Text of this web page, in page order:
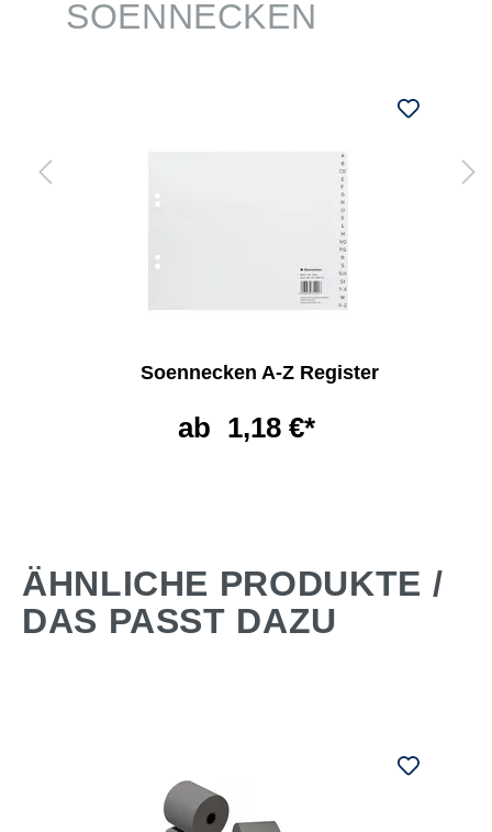
SOENNECKEN
Soennecken A-Z Register
ab 1,18 €*
ÄHNLICHE PRODUKTE /
DAS PASST DAZU